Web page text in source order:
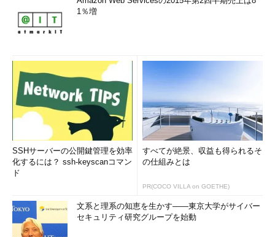
ルチェンジなどを目指した転職を考えているなら、今が好機かも
しれません。
1％増
SSHサーバーの公開鍵管理を効率
化するには？ ssh-keyscanコマン
ド
すべてが絶景、収益も得られるそ
の仕組みとは
PR(COCO VILLA on GOETHE)
文系と理系の知恵を生かす――東京大学がサイバー
セキュリティ研究グループを始動